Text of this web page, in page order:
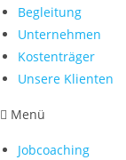
Begleitung
Unternehmen
Kostenträger
Unsere Klienten
Menü
Jobcoaching